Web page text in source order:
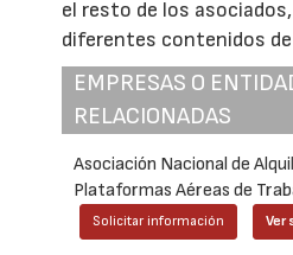
el resto de los
diferentes contenidos
EMPRESAS O
RELACIONADAS
Asociación Nacional de
Plataformas Aéreas de
Solicitar información Ver